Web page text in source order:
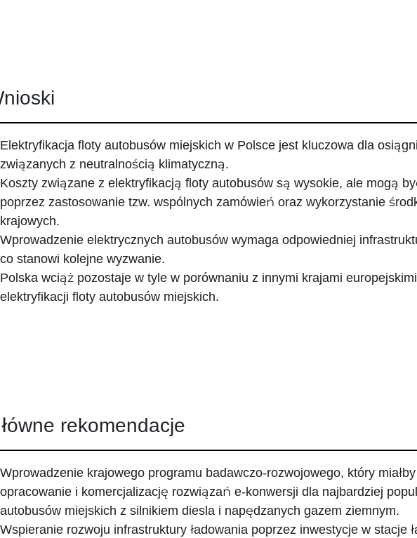
Elektryfikacja floty autobusów miejskich w Polsce jest kluczowa dla
związanych z neutralnością klimatyczną.
Koszty związane z elektryfikacją floty autobusów są wysokie, ale mogą
poprzez zastosowanie tzw. wspólnych zamówień oraz wykorzystanie
krajowych.
Wprowadzenie elektrycznych autobusów wymaga odpowiedniej
co stanowi kolejne wyzwanie.
Polska wciąż pozostaje w tyle w porównaniu z innymi krajami
elektryfikacji floty autobusów miejskich.
rekomendacje
Wprowadzenie krajowego programu badawczo-rozwojowego, który
opracowanie i komercjalizację rozwiązań e-konwersji dla najbardziej
autobusów miejskich z silnikiem diesla i napędzanych gazem ziemnym.
Wspieranie rozwoju infrastruktury ładowania poprzez inwestycje w stacje